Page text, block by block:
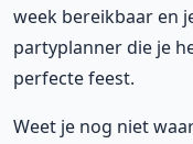
week bereikbaar en
partyplanner die je
perfecte feest.
Weet je nog niet